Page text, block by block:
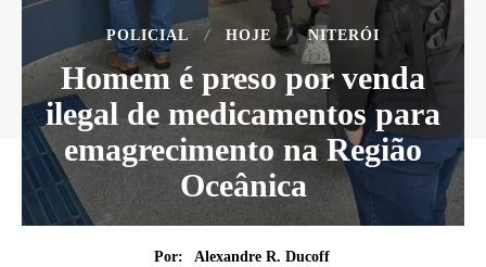
POLICIAL HOJE NITERÓI
Homem é preso por venda
ilegal de medicamentos para
emagrecimento na Região
Oceânica
Por:
Alexandre R. Ducoff